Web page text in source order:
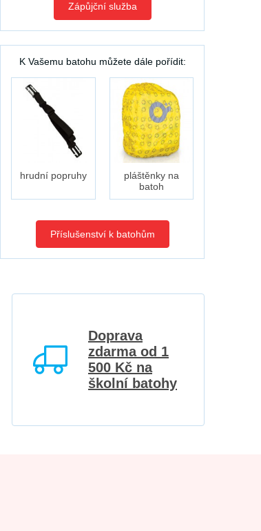
Zápůjční služba
K Vašemu batohu můžete dále pořídit:
hrudní popruhy
pláštěnky na
batoh
Příslušenství k batohům
Doprava
zdarma od 1
500 Kč na
školní batohy